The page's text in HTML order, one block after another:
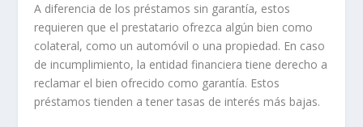
A diferencia de los préstamos sin garantía, estos
requieren que el prestatario ofrezca algún bien como
colateral, como un automóvil o una propiedad. En caso
de incumplimiento, la entidad financiera tiene derecho a
reclamar el bien ofrecido como garantía. Estos
préstamos tienden a tener tasas de interés más bajas.